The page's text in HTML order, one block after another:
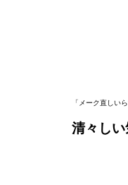
「メーク直しい
清々しい